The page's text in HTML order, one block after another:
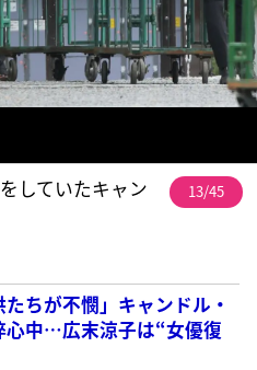
していたキャン
13/45
ちが不憫」キャンドル・
中…広末涼子は“女優復